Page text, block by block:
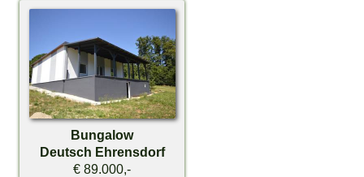
Bungalow
Deutsch Ehrensdorf
€ 89.000,-